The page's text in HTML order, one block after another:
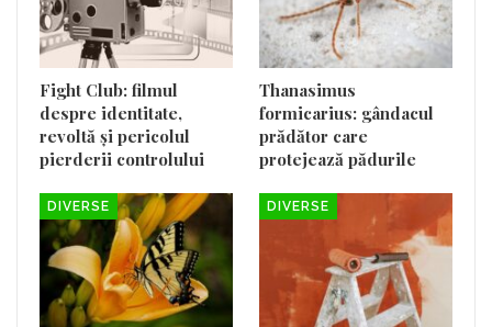
Fight Club: filmul
despre identitate,
revoltă și pericolul
pierderii controlului
Thanasimus
formicarius: gândacul
prădător care
protejează pădurile
DIVERSE DIVERSE